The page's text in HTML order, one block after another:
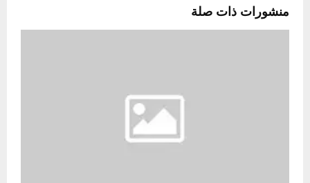
منشورات ذات صلة